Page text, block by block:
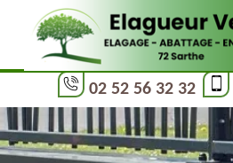
02 52 56 32 32